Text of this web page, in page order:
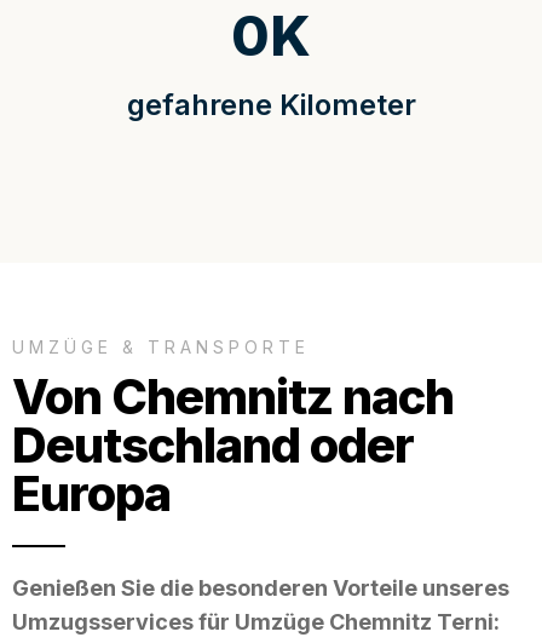
gefahrene Kilometer
0K
UMZÜGE & TRANSPORTE
Von Chemnitz nach
Deutschland oder
Europa
Genießen Sie die besonderen Vorteile unseres
Umzugsservices für Umzüge Chemnitz Terni: